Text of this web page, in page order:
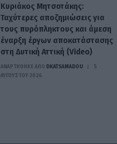
Κυριάκος Μητσοτάκης:
Ταχύτερες αποζημιώσεις για
τους πυρόπληκτους και άμεση
έναρξη έργων αποκατάστασης
στη Δυτική Αττική (Video)
ΑΝΑΡΤΗΘΗΚΕ ΑΠΟ DKATSAMADOU
5
ΑΥΓΟΎΣΤΟΥ 2026